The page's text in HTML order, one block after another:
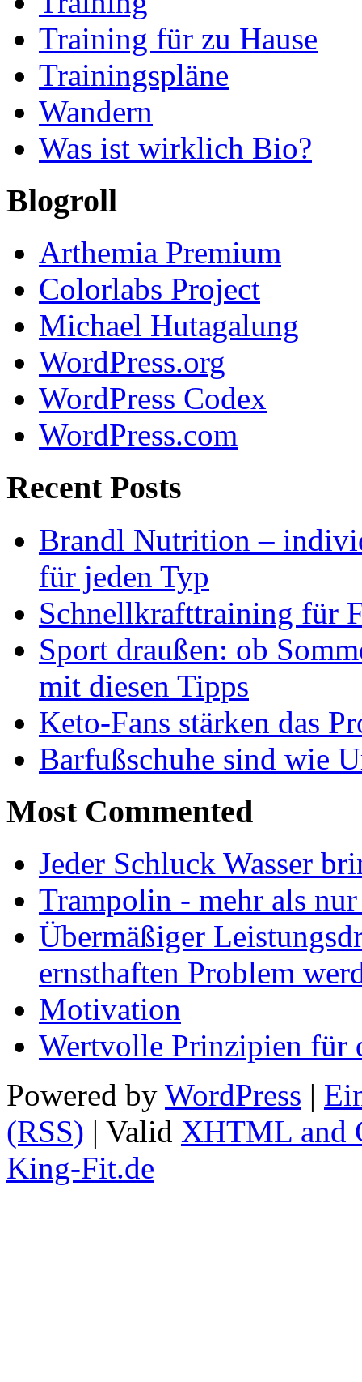
Training für zu Hause
Trainingspläne
Wandern
Was ist wirklich Bio?
Blogroll
Arthemia Premium
Colorlabs Project
Michael Hutagalung
WordPress.org
WordPress Codex
WordPress.com
Recent Posts
Brandl Nutrition –
für jeden Typ
Schnellkrafttraining für
Sport draußen: ob
mit diesen Tipps
Keto-Fans stärken das
Barfußschuhe sind wie
Most Commented
Jeder Schluck Wasser
Trampolin - mehr als
Übermäßiger
ernsthaften Problem
Motivation
Wertvolle Prinzipien für
Powered by WordPress |
(RSS) | Valid XHTML and
King-Fit.de